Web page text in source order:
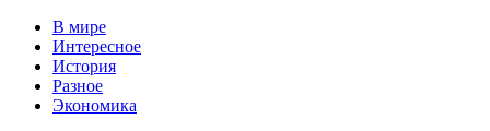
В мире
Интересное
История
Разное
Экономика